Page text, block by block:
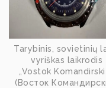
Tarybinis, sovietinių
vyriškas laikrodis
„Vostok
(Восток